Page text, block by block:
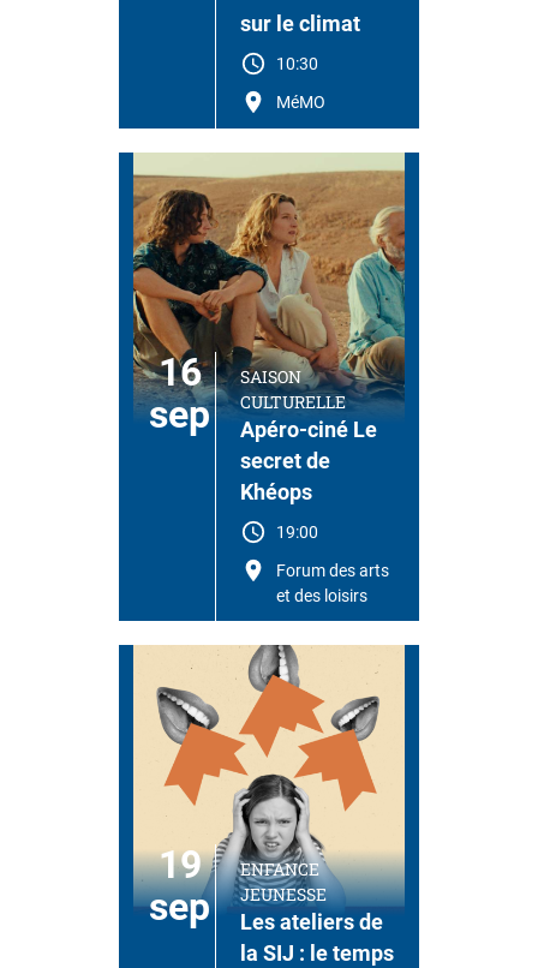
sur le climat
10:30
MéMO
16
sep
SAISON
CULTURELLE
Apéro-ciné Le
secret de
Khéops
19:00
Forum des arts
et des loisirs
19
sep
ENFANCE
JEUNESSE
Les ateliers de
la SIJ : le temps